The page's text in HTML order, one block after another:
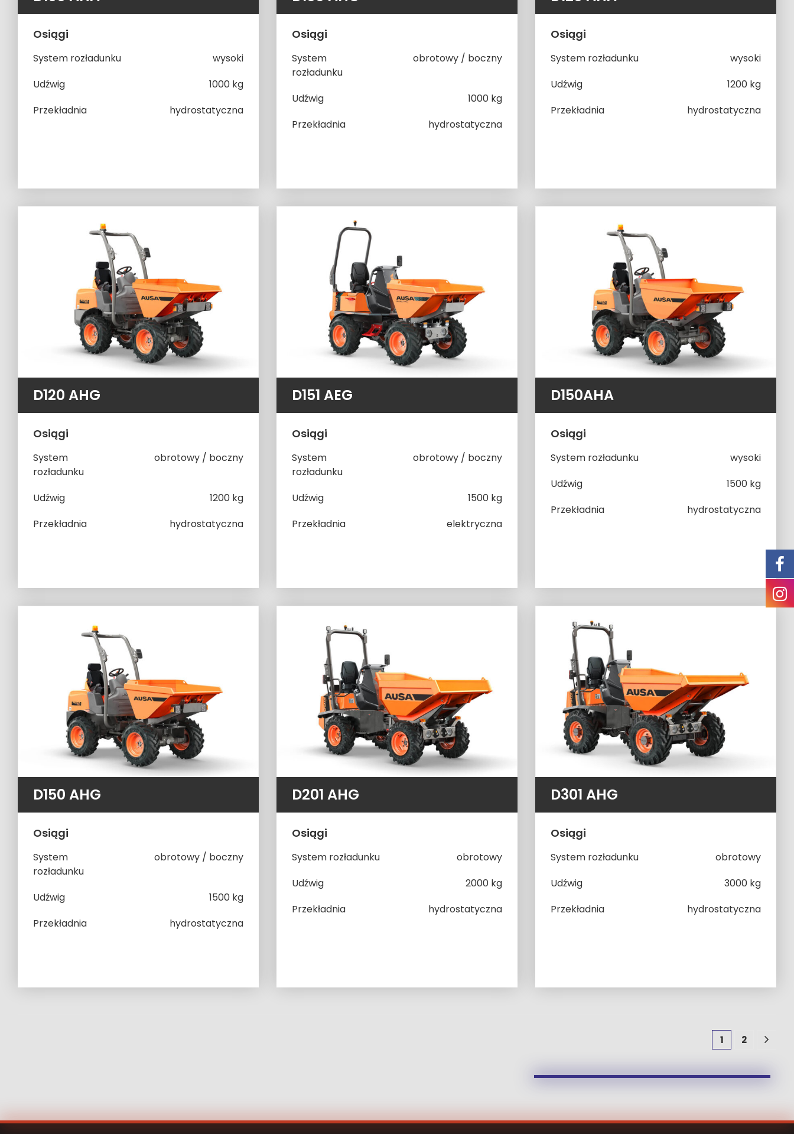
Osiągi
System rozładunku
wysoki
Udźwig
1000 kg
Przekładnia
hydrostatyczna
Osiągi
System
rozładunku
obrotowy / boczny
Udźwig
1000 kg
Przekładnia
hydrostatyczna
Osiągi
System rozładunku
wysoki
Udźwig
1200 kg
Przekładnia
hydrostatyczna
D120 AHG
Osiągi
System
rozładunku
obrotowy / boczny
Udźwig
1200 kg
Przekładnia
hydrostatyczna
D151 AEG
Osiągi
System
rozładunku
obrotowy / boczny
Udźwig
1500 kg
Przekładnia
elektryczna
D150AHA
Osiągi
System rozładunku
wysoki
Udźwig
1500 kg
Przekładnia
hydrostatyczna
D150 AHG
Osiągi
System
rozładunku
obrotowy / boczny
Udźwig
1500 kg
Przekładnia
hydrostatyczna
D201 AHG
Osiągi
System rozładunku
obrotowy
Udźwig
2000 kg
Przekładnia
hydrostatyczna
D301 AHG
Osiągi
System rozładunku
obrotowy
Udźwig
3000 kg
Przekładnia
hydrostatyczna
1 2